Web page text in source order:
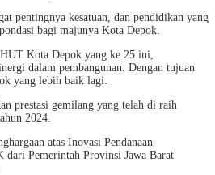
pentingnya kesatuan, dan pendidikan yang
bagi majunya Kota Depok.
Kota Depok yang ke 25 ini,
dalam pembangunan. Dengan tujuan
yang lebih baik lagi.
prestasi gemilang yang telah di raih
2024.
atas Inovasi Pendanaan
Pemerintah Provinsi Jawa Barat